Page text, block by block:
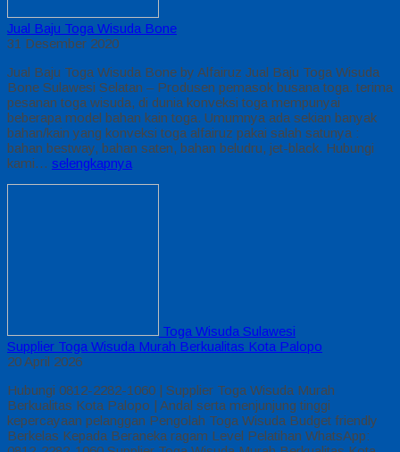
Jual Baju Toga Wisuda Bone
31 Desember 2020
Jual Baju Toga Wisuda Bone by Alfairuz Jual Baju Toga Wisuda
Bone Sulawesi Selatan – Produsen pemasok busana toga. terima
pesanan toga wisuda, di dunia konveksi toga mempunyai
beberapa model bahan kain toga. Umumnya ada sekian banyak
bahan/kain yang konveksi toga alfairuz pakai salah satunya :
bahan bestway, bahan saten, bahan beludru, jet-black. Hubungi
kami… selengkapnya
Toga Wisuda Sulawesi
Supplier Toga Wisuda Murah Berkualitas Kota Palopo
20 April 2026
Hubungi 0812-2282-1060 | Supplier Toga Wisuda Murah
Berkualitas Kota Palopo | Andal serta menjunjung tinggi
kepercayaan pelanggan Pengolah Toga Wisuda Budget friendly
Berkelas Kepada Beraneka ragam Level Pelatihan WhatsApp: